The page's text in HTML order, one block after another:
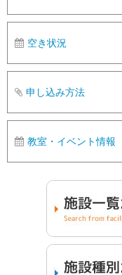
空き状況
申し込み方法
教室・イベント情報